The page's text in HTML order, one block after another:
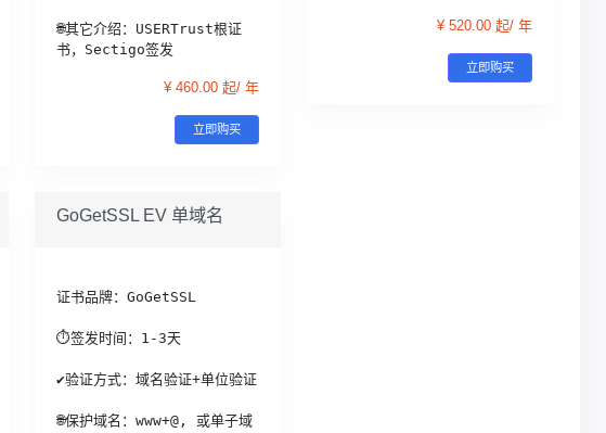
🌐其它介绍：USERTrust根证
书，Sectigo签发
¥ 460.00 起/ 年
立即购买
¥ 520.00 起/ 年
立即购买
GoGetSSL EV 单域名
证书品牌：GoGetSSL
⏱签发时间：1-3天
✔验证方式：域名验证+单位验证
🌐保护域名：www+@, 或单子域